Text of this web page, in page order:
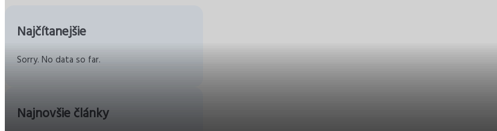
Najčítanejšie
Sorry. No data so far.
Najnovšie články